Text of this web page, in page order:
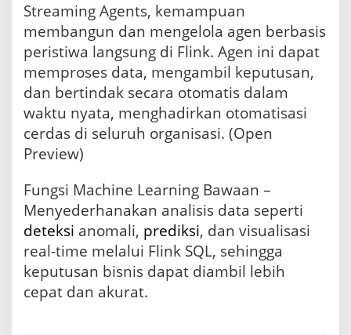
Streaming Agents, kemampuan
membangun dan mengelola agen berbasis
peristiwa langsung di Flink. Agen ini dapat
memproses data, mengambil keputusan,
dan bertindak secara otomatis dalam
waktu nyata, menghadirkan otomatisasi
cerdas di seluruh organisasi. (Open
Preview)
Fungsi Machine Learning Bawaan –
deteksi anomali, prediksi, dan visualisasi
real-time melalui Flink SQL, sehingga
keputusan bisnis dapat diambil lebih
cepat dan akurat.